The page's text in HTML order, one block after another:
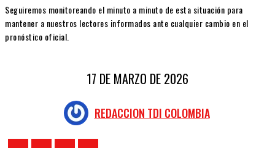
Seguiremos monitoreando el minuto a minuto de esta situación para
mantener a nuestros lectores informados ante cualquier cambio en el
pronóstico oficial.
17 DE MARZO DE 2026
REDACCION TDI COLOMBIA